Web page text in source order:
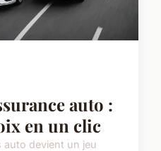
auto :
en un clic
auto devient un jeu